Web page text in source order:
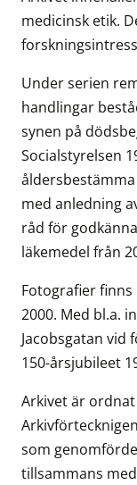
medicinsk etik.
Under serien
handlingar
synen på
Socialstyrelsen
med anledning
råd för
läkemedel från
Fotografier
2000. Med bl.a.
Jacobsgatan
150-årsjubileet
Arkivet är
som
tillsammans